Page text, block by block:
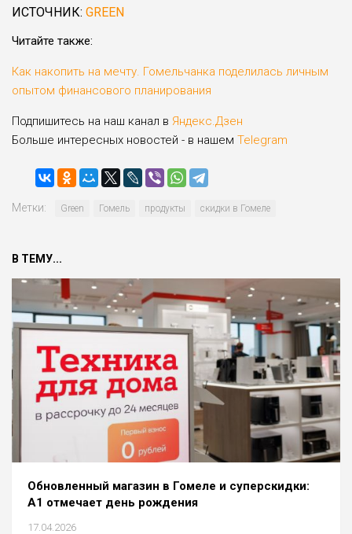
ИСТОЧНИК: GREEN
Читайте также:
Как накопить на мечту. Гомельчанка поделилась личным
опытом финансового планирования
Подпишитесь на наш канал в Яндекс.Дзен
Больше интересных новостей - в нашем Telegram
Метки: Green Гомель продукты скидки в Гомеле
В ТЕМУ...
Обновленный магазин в Гомеле и суперскидки:
А1 отмечает день рождения
17.04.2026